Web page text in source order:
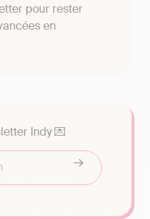
pour rester
en
Indy 💌